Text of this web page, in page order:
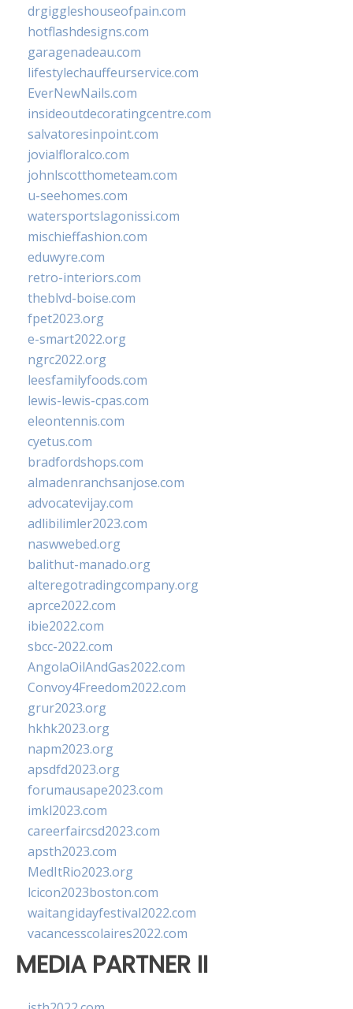
drgiggleshouseofpain.com
hotflashdesigns.com
garagenadeau.com
lifestylechauffeurservice.com
EverNewNails.com
insideoutdecoratingcentre.com
salvatoresinpoint.com
jovialfloralco.com
johnlscotthometeam.com
u-seehomes.com
watersportslagonissi.com
mischieffashion.com
eduwyre.com
retro-interiors.com
theblvd-boise.com
fpet2023.org
e-smart2022.org
ngrc2022.org
leesfamilyfoods.com
lewis-lewis-cpas.com
eleontennis.com
cyetus.com
bradfordshops.com
almadenranchsanjose.com
advocatevijay.com
adlibilimler2023.com
naswwebed.org
balithut-manado.org
alteregotradingcompany.org
aprce2022.com
ibie2022.com
sbcc-2022.com
AngolaOilAndGas2022.com
Convoy4Freedom2022.com
grur2023.org
hkhk2023.org
napm2023.org
apsdfd2023.org
forumausape2023.com
imkl2023.com
careerfaircsd2023.com
apsth2023.com
MedItRio2023.org
lcicon2023boston.com
waitangidayfestival2022.com
vacancesscolaires2022.com
MEDIA PARTNER II